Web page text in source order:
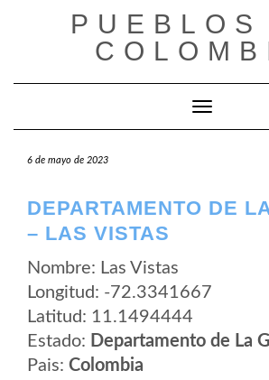
PUEBLOS
Cambiar
6 de mayo de 2023
DEPARTAMENTO DE
– LAS VISTAS
Nombre: Las Vistas
Longitud: -72.3341667
Latitud: 11.1494444
Estado: Departamento de La
Pais: Colombia